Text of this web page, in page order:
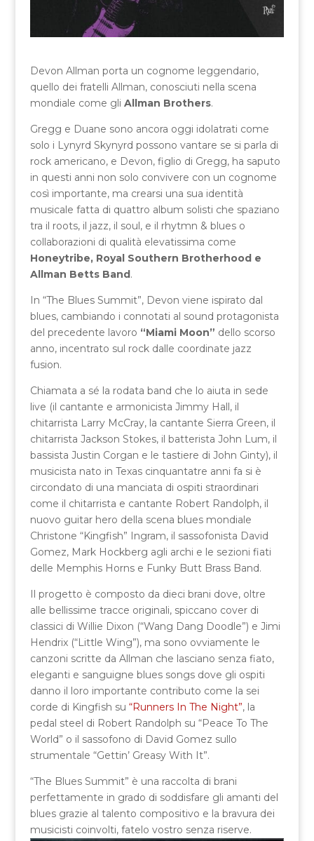
Devon Allman porta un cognome leggendario,
quello dei fratelli Allman, conosciuti nella scena
mondiale come gli Allman Brothers.
Gregg e Duane sono ancora oggi idolatrati come
solo i Lynyrd Skynyrd possono vantare se si parla di
rock americano, e Devon, figlio di Gregg, ha saputo
in questi anni non solo convivere con un cognome
così importante, ma crearsi una sua identità
musicale fatta di quattro album solisti che spaziano
tra il roots, il jazz, il soul, e il rhytmn & blues o
collaborazioni di qualità elevatissima come
Honeytribe, Royal Southern Brotherhood e
Allman Betts Band.
In “The Blues Summit”, Devon viene ispirato dal
blues, cambiando i connotati al sound protagonista
del precedente lavoro “Miami Moon” dello scorso
anno, incentrato sul rock dalle coordinate jazz
fusion.
Chiamata a sé la rodata band che lo aiuta in sede
live (il cantante e armonicista Jimmy Hall, il
chitarrista Larry McCray, la cantante Sierra Green, il
chitarrista Jackson Stokes, il batterista John Lum, il
bassista Justin Corgan e le tastiere di John Ginty), il
musicista nato in Texas cinquantatre anni fa si è
circondato di una manciata di ospiti straordinari
come il chitarrista e cantante Robert Randolph, il
nuovo guitar hero della scena blues mondiale
Christone “Kingfish” Ingram, il sassofonista David
Gomez, Mark Hockberg agli archi e le sezioni fiati
delle Memphis Horns e Funky Butt Brass Band.
Il progetto è composto da dieci brani dove, oltre
alle bellissime tracce originali, spiccano cover di
classici di Willie Dixon (“Wang Dang Doodle”) e Jimi
Hendrix (“Little Wing”), ma sono ovviamente le
canzoni scritte da Allman che lasciano senza fiato,
eleganti e sanguigne blues songs dove gli ospiti
danno il loro importante contributo come la sei
corde di Kingfish su “Runners In The Night”, la
pedal steel di Robert Randolph su “Peace To The
World” o il sassofono di David Gomez sullo
strumentale “Gettin’ Greasy With It”.
“The Blues Summit” è una raccolta di brani
perfettamente in grado di soddisfare gli amanti del
blues grazie al talento compositivo e la bravura dei
musicisti coinvolti, fatelo vostro senza riserve.